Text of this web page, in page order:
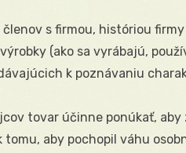
členov s firmou, históriou firmy
(ako sa vyrábajú,
k poznávaniu
tovar účinne ponúkať, aby
tomu, aby pochopil váhu